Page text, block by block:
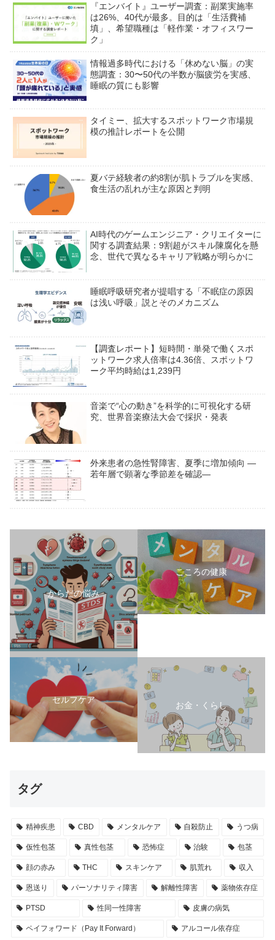
『エンバイト』ユーザー調査：副業実施率
は26%、40代が最多。目的は「生活費補
填」、希望職種は「軽作業・オフィスワー
ク」
情報過多時代における「休めない脳」の実
態調査：30〜50代の半数が脳疲労を実感、
睡眠の質にも影響
タイミー、拡大するスポットワーク市場規
模の推計レポートを公開
夏バテ経験者の約8割が肌トラブルを実感、
食生活の乱れが主な原因と判明
AI時代のゲームエンジニア・クリエイターに
関する調査結果：9割超がスキル陳腐化を懸
念、世代で異なるキャリア戦略が明らかに
睡眠呼吸研究者が提唱する「不眠症の原因
は浅い呼吸」説とそのメカニズム
【調査レポート】短時間・単発で働くスポ
ットワーク求人倍率は4.36倍、スポットワ
ーク平均時給は1,239円
音楽で“心の動き”を科学的に可視化する研
究、世界音楽療法大会で採択・発表
外来患者の急性腎障害、夏季に増加傾向 ―
若年層で顕著な季節差を確認―
からだの悩み
こころの健康
セルフケア
お金・くらし
タグ
精神疾患 CBD メンタルケア 自殺防止 うつ病
仮性包茎 真性包茎 恐怖症 治験 包茎
顔の赤み THC スキンケア 肌荒れ 収入
恩送り パーソナリティ障害 解離性障害 薬物依存症
PTSD 性同一性障害 皮膚の病気
ペイフォワード（Pay It Forward） アルコール依存症